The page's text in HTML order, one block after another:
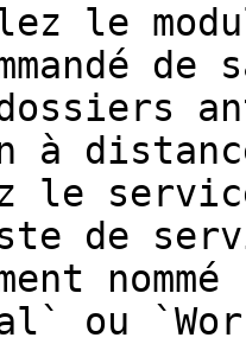
le
de
à
de
nommé
ou